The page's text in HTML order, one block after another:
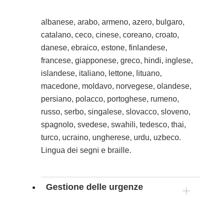
albanese, arabo, armeno, azero, bulgaro,
catalano, ceco, cinese, coreano, croato,
danese, ebraico, estone, finlandese,
francese, giapponese, greco, hindi, inglese,
islandese, italiano, lettone, lituano,
macedone, moldavo, norvegese, olandese,
persiano, polacco, portoghese, rumeno,
russo, serbo, singalese, slovacco, sloveno,
spagnolo, svedese, swahili, tedesco, thai,
turco, ucraino, ungherese, urdu, uzbeco.
Lingua dei segni e braille.
Gestione delle urgenze